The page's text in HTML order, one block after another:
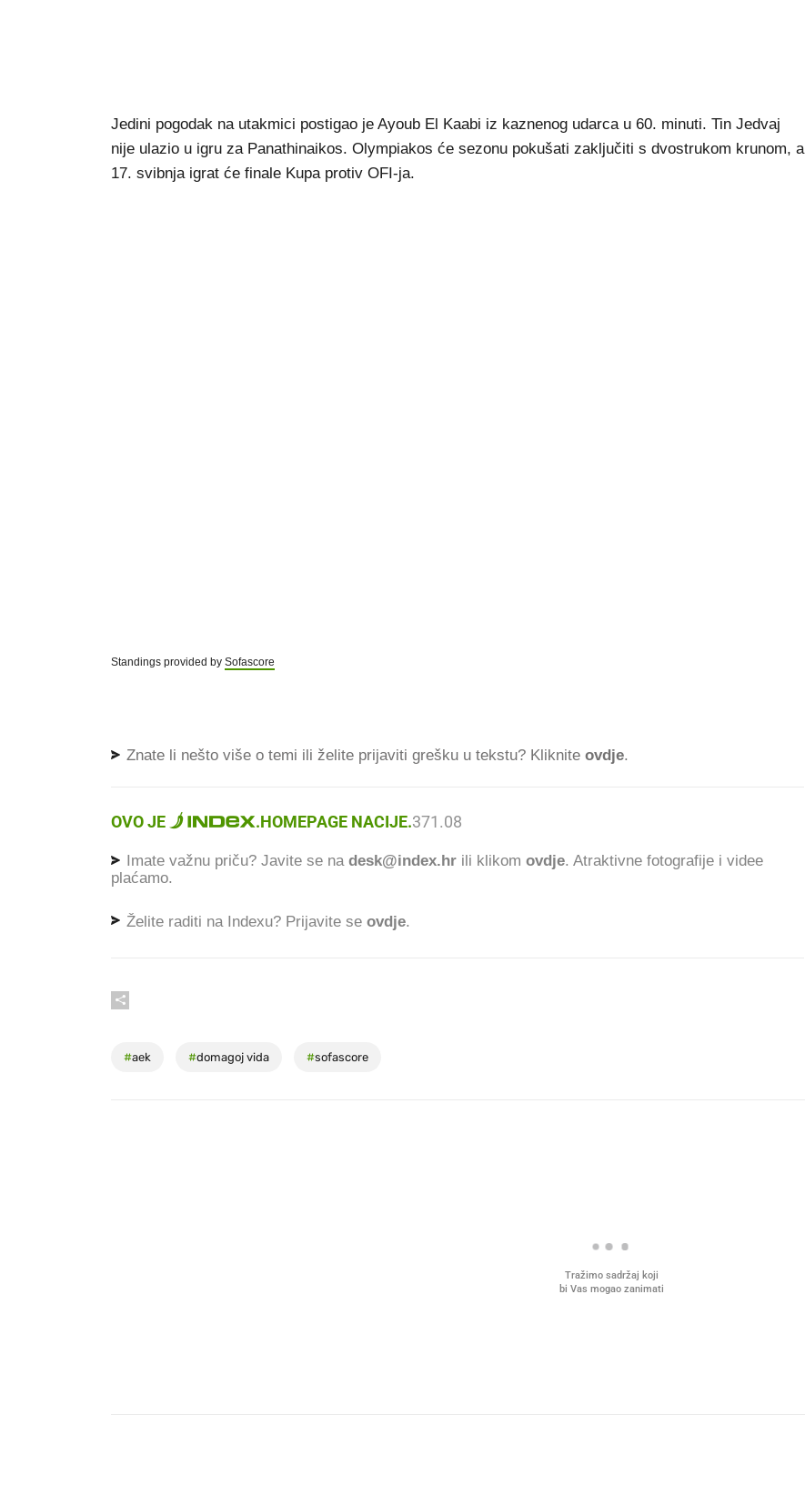
Jedini pogodak na utakmici postigao je Ayoub El Kaabi iz kaznenog udarca u 60. minuti. Tin Jedvaj
nije ulazio u igru za Panathinaikos. Olympiakos će sezonu pokušati zaključiti s dvostrukom krunom, a
17. svibnja igrat će finale Kupa protiv OFI-ja.
Standings provided by Sofascore
Znate li nešto više o temi ili želite prijaviti grešku u tekstu? Kliknite ovdje.
OVO JE .HOMEPAGE NACIJE.371.084
Imate važnu priču? Javite se na desk@index.hr ili klikom ovdje. Atraktivne fotografije i videe
plaćamo.
Želite raditi na Indexu? Prijavite se ovdje.
#aek #domagoj vida #sofascore
Tražimo sadržaj koji
bi Vas mogao zanimati